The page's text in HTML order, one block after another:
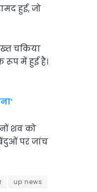
हुई, जो
चकिया
रूप में हुई है।
शव को
पर जांच
up news